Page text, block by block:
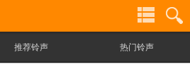
推荐铃声 热门铃声